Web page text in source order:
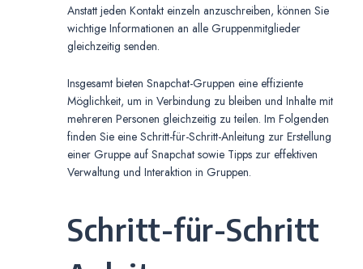
Anstatt jeden Kontakt einzeln anzuschreiben, können Sie
wichtige Informationen an alle Gruppenmitglieder
gleichzeitig senden.
Insgesamt bieten Snapchat-Gruppen eine effiziente
Möglichkeit, um in Verbindung zu bleiben und Inhalte mit
mehreren Personen gleichzeitig zu teilen. Im Folgenden
finden Sie eine Schritt-für-Schritt-Anleitung zur Erstellung
einer Gruppe auf Snapchat sowie Tipps zur effektiven
Verwaltung und Interaktion in Gruppen.
Schritt-für-Schritt